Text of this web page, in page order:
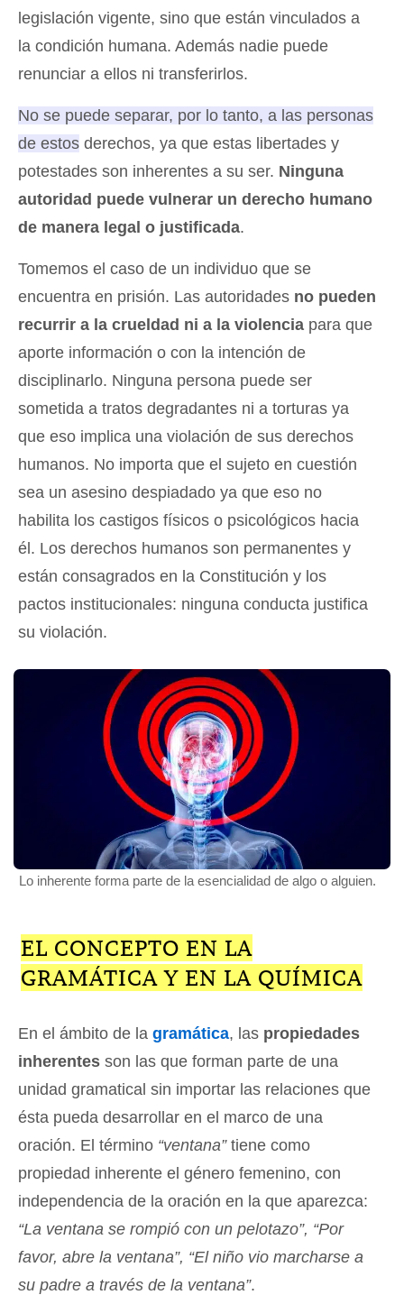
legislación vigente, sino que están vinculados a
la condición humana. Además nadie puede
renunciar a ellos ni transferirlos.
No se puede separar, por lo tanto, a las personas
de estos derechos, ya que estas libertades y
potestades son inherentes a su ser. Ninguna
autoridad puede vulnerar un derecho humano
de manera legal o justificada.
Tomemos el caso de un individuo que se
encuentra en prisión. Las autoridades no pueden
recurrir a la crueldad ni a la violencia para que
aporte información o con la intención de
disciplinarlo. Ninguna persona puede ser
sometida a tratos degradantes ni a torturas ya
que eso implica una violación de sus derechos
humanos. No importa que el sujeto en cuestión
sea un asesino despiadado ya que eso no
habilita los castigos físicos o psicológicos hacia
él. Los derechos humanos son permanentes y
están consagrados en la Constitución y los
pactos institucionales: ninguna conducta justifica
su violación.
Lo inherente forma parte de la esencialidad de algo o alguien.
EL CONCEPTO EN LA
GRAMÁTICA Y EN LA QUÍMICA
En el ámbito de la gramática, las propiedades
inherentes son las que forman parte de una
unidad gramatical sin importar las relaciones que
ésta pueda desarrollar en el marco de una
oración. El término “ventana”tiene como
propiedad inherente el género femenino, con
independencia de la oración en la que aparezca:
“La ventana se rompió con un pelotazo”, “Por
favor, abre la ventana”, “El niño vio marcharse a
su padre a través de la ventana”.